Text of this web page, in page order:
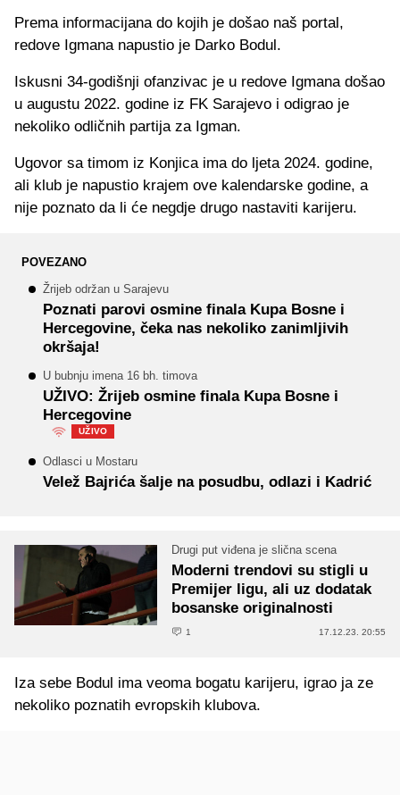
Prema informacijana do kojih je došao naš portal,
redove Igmana napustio je Darko Bodul.
Iskusni 34-godišnji ofanzivac je u redove Igmana došao
u augustu 2022. godine iz FK Sarajevo i odigrao je
nekoliko odličnih partija za Igman.
Ugovor sa timom iz Konjica ima do ljeta 2024. godine,
ali klub je napustio krajem ove kalendarske godine, a
nije poznato da li će negdje drugo nastaviti karijeru.
POVEZANO
Žrijeb održan u Sarajevu
Poznati parovi osmine finala Kupa Bosne i
Hercegovine, čeka nas nekoliko zanimljivih
okršaja!
U bubnju imena 16 bh. timova
UŽIVO: Žrijeb osmine finala Kupa Bosne i
Hercegovine
UŽIVO
Odlasci u Mostaru
Velež Bajrića šalje na posudbu, odlazi i Kadrić
Drugi put viđena je slična scena
Moderni trendovi su stigli u
Premijer ligu, ali uz dodatak
bosanske originalnosti
1 17.12.23. 20:55
Iza sebe Bodul ima veoma bogatu karijeru, igrao ja ze
nekoliko poznatih evropskih klubova.